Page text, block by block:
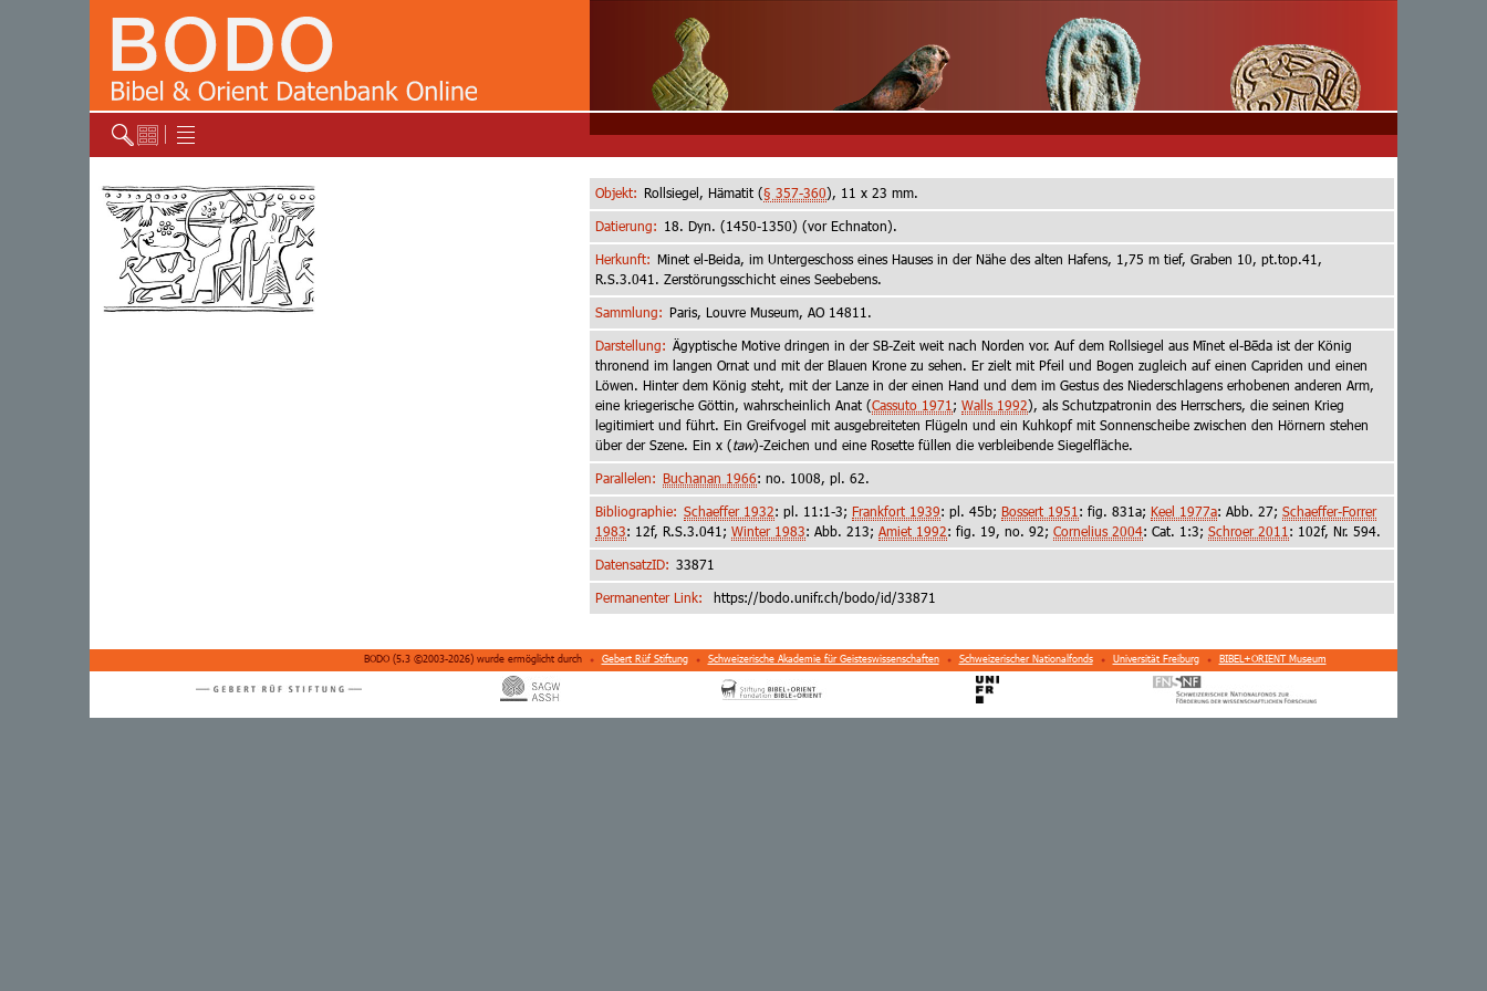
Objekt: Rollsiegel, Hämatit (§ 357-360), 11 x 23 mm.
Datierung: 18. Dyn. (1450-1350) (vor Echnaton).
Herkunft: Minet el-Beida, im Untergeschoss eines Hauses in der Nähe des alten Hafens, 1,75 m tief, Graben 10, pt.top.41,
R.S.3.041. Zerstörungsschicht eines Seebebens.
Sammlung: Paris, Louvre Museum, AO 14811.
Darstellung: Ägyptische Motive dringen in der SB-Zeit weit nach Norden vor. Auf dem Rollsiegel aus Mīnet el-Bēda ist der König
thronend im langen Ornat und mit der Blauen Krone zu sehen. Er zielt mit Pfeil und Bogen zugleich auf einen Capriden und einen
Löwen. Hinter dem König steht, mit der Lanze in der einen Hand und dem im Gestus des Niederschlagens erhobenen anderen Arm,
eine kriegerische Göttin, wahrscheinlich Anat (Cassuto 1971;Walls 1992), als Schutzpatronin des Herrschers, die seinen Krieg
legitimiert und führt. Ein Greifvogel mit ausgebreiteten Flügeln und ein Kuhkopf mit Sonnenscheibe zwischen den Hörnern stehen
über der Szene. Ein x (taw)-Zeichen und eine Rosette füllen die verbleibende Siegelfläche.
Parallelen: Buchanan 1966: no. 1008, pl. 62.
Bibliographie: Schaeffer 1932: pl. 11:1-3;Frankfort 1939: pl. 45b;Bossert 1951: fig. 831a;Keel 1977a: Abb. 27;Schaeffer-Forrer
1983: 12f, R.S.3.041;Winter 1983: Abb. 213;Amiet 1992: fig. 19, no. 92;Cornelius 2004: Cat. 1:3;Schroer 2011: 102f, Nr. 594.
DatensatzID: 33871
Permanenter Link: https://bodo.unifr.ch/bodo/id/33871
BODO (5.3 ©2003-2026) wurde ermöglicht durch Gebert Rüf Stiftung Schweizerische Akademie für Geisteswissenschaften Schweizerischer Nationalfonds Universität Freiburg BIBEL+ORIENT Museum